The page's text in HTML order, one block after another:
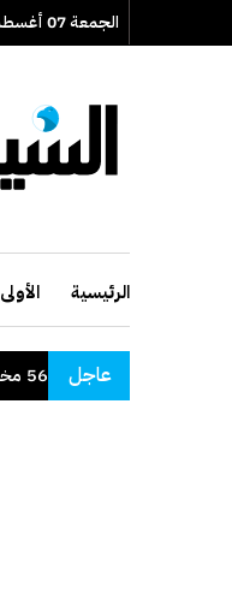
الجمعة 07 أغسطس 2026
الرئيسية الأولى
عاجل"الداخلية": ضبط 56 مخالفاً في حملة أمنية مشتركة بالتعاون مع "القوى العاملة"